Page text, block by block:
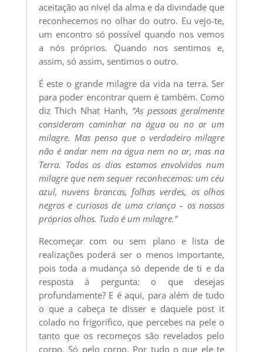
aceitação ao nível da alma e da divindade que
reconhecemos no olhar do outro. Eu vejo-te,
um encontro só possível quando nos vemos
a nós próprios. Quando nos sentimos e,
assim, só assim, sentimos o outro.
É este o grande milagre da vida na terra. Ser
para poder encontrar quem é também. Como
diz Thich Nhat Hanh, “As pessoas geralmente
consideram caminhar na água ou no ar um
milagre. Mas penso que o verdadeiro milagre
não é andar nem na água nem no ar, mas na
Terra. Todos os dias estamos envolvidos num
milagre que nem sequer reconhecemos: um céu
azul, nuvens brancas, folhas verdes, os olhos
negros e curiosos de uma criança – os nossos
próprios olhos. Tudo é um milagre.”
Recomeçar com ou sem plano e lista de
realizações poderá ser o menos importante,
pois toda a mudança só depende de ti e da
resposta à pergunta: o que desejas
profundamente? E é aqui, para além de tudo
o que a cabeça te disser e daquele post it
colado no frigorífico, que percebes na pele o
tanto que os recomeços são revelados pelo
corpo. Só pelo corpo. Por tudo o que ele te